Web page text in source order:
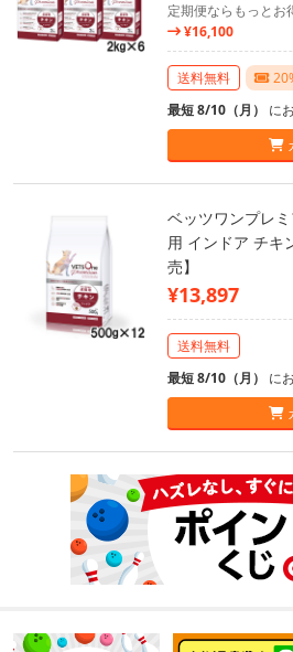
定期便ならもっとお
¥16,100
送料無料
最短 8/10（月） に
ベッツワンプレ
用 インドア チキ
売】
¥13,897
送料無料
最短 8/10（月） に